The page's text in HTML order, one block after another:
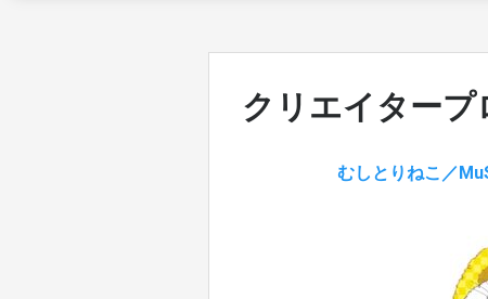
クリエイタープ
むしとりねこ／